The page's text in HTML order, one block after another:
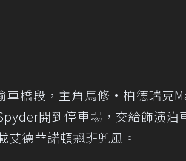
車橋段，主角馬修·柏德瑞克
開到停車場，交給飾演
艾德華諾頓翹班兜風。